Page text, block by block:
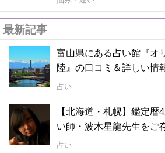
最新記事
富山県にある占い館『オ
陸』の口コミ＆詳しい情
占い
【北海道・札幌】鑑定
い師・波木星龍先生をご
占い